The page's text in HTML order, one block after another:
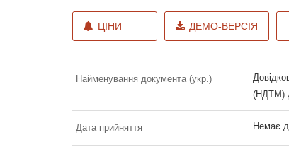
ЦІНИ ДЕМО-ВЕРСІЯ
Найменування документа (укр.)
(НДТМ)
Дата прийняття Немає